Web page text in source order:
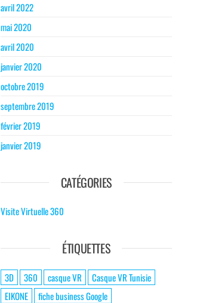
avril 2022
mai 2020
avril 2020
janvier 2020
octobre 2019
septembre 2019
février 2019
janvier 2019
CATÉGORIES
Visite Virtuelle 360
ÉTIQUETTES
3D 360 casque VR
Casque VR Tunisie
EIKONE
fiche business Google